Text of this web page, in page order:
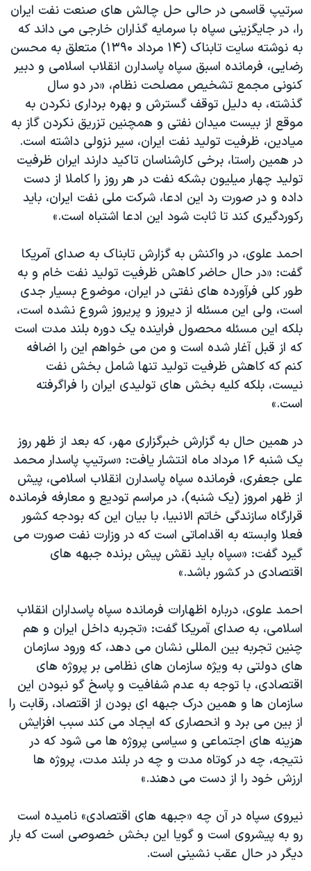
سرتیپ قاسمی در حالی حل چالش های صنعت نفت ایران
را، در جایگزینی سپاه با سرمایه گذاران خارجی می داند که
به نوشته سایت تابناک (۱۴ مرداد ۱۳۹۰) متعلق به محسن
رضایی، فرمانده اسبق سپاه پاسدارن انقلاب اسلامی و دبیر
کنونی مجمع تشخیص مصلحت نظام، «در دو سال
گذشته، به دلیل توقف گسترش و بهره برداری نکردن به
موقع از بیست میدان نفتی و همچنین تزریق نکردن گاز به
میادین، ظرفیت تولید نفت ایران، سیر نزولی داشته است.
در همین راستا، برخی کارشناسان تاکید دارند ایران ظرفیت
تولید چهار میلیون بشکه نفت در هر روز را کاملا از دست
داده و در صورت رد این ادعا، شرکت ملی نفت ایران، باید
رکوردگیری کند تا ثابت شود این ادعا اشتباه است.»
احمد علوی، در واکنش به گزارش تابناک به صدای آمریکا
گفت: «در حال حاضر کاهش ظرفیت تولید نفت خام و به
طور کلی فرآورده های نفتی در ایران، موضوع بسیار جدی
است، ولی این مسئله از دیروز و پریروز شروع نشده است،
بلکه این مسئله محصول فراینده یک دوره بلند مدت است
که از قبل آغار شده است و من می خواهم این را اضافه
کنم که کاهش ظرفیت تولید تنها شامل بخش نفت
نیست، بلکه کلیه بخش های تولیدی ایران را فراگرفته
است.»
در همین حال به گزارش خبرگزاری مهر، که بعد از ظهر روز
یک شنبه ۱۶ مرداد ماه انتشار یافت: «سرتیپ پاسدار محمد
علی جعفری، فرمانده سپاه پاسدارن انقلاب اسلامی، پیش
از ظهر امروز (یک شنبه)، در مراسم تودیع و معارفه فرمانده
قرارگاه سازندگی خاتم الانبیا، با بیان این که بودجه کشور
فعلا وابسته به اقداماتی است که در وزارت نفت صورت می
گیرد گفت: «سپاه باید نقش پیش برنده جبهه های
اقتصادی در کشور باشد.»
احمد علوی، درباره اظهارات فرمانده سپاه پاسداران انقلاب
اسلامی، به صدای آمریکا گفت: «تجربه داخل ایران و هم
چنین تجربه بین المللی نشان می دهد، که ورود سازمان
های دولتی به ویژه سازمان های نظامی بر پروژه های
اقتصادی، با توجه به عدم شفافیت و پاسخ گو نبودن این
سازمان ها و همین درک جبهه ای بودن از اقتصاد، رقابت را
از بین می برد و انحصاری که ایجاد می کند سبب افزایش
هزینه های اجتماعی و سیاسی پروژه ها می شود که در
نتیجه، چه در کوتاه مدت و چه در بلند مدت، پروژه ها
ارزش خود را از دست می دهند.»
نیروی سپاه در آن چه «جبهه های اقتصادی» نامیده است
رو به پیشروی است و گویا این بخش خصوصی است که بار
دیگر در حال عقب نشینی است.